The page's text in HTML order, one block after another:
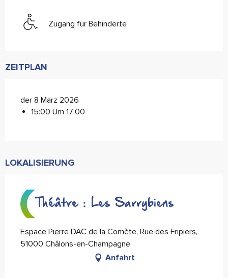
Zugang für Behinderte
ZEITPLAN
der 8 März 2026
15:00 Um 17:00
LOKALISIERUNG
Théâtre : Les Sarrybiens
Espace Pierre DAC de la Comète, Rue des Fripiers,
51000 Châlons-en-Champagne
Anfahrt